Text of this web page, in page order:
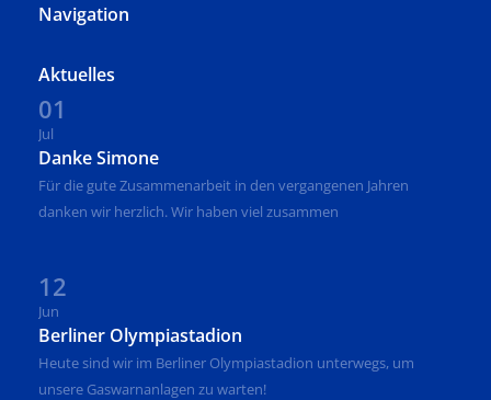
Navigation
Aktuelles
01
Jul
Danke Simone
Für die gute Zusammenarbeit in den vergangenen Jahren
danken wir herzlich. Wir haben viel zusammen
12
Jun
Berliner Olympiastadion
Heute sind wir im Berliner Olympiastadion unterwegs, um
unsere Gaswarnanlagen zu warten!